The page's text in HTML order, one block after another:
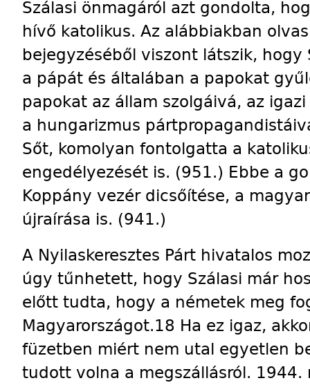
Szálasi önmagáról azt gondolta,
hívő katolikus. Az alábbiakban
bejegyzéséből viszont látszik,
a pápát és általában a papokat
papokat az állam szolgáivá, az
a hungarizmus
Sőt, komolyan fontolgatta a
engedélyezését is. (951.) Ebbe a
Koppány vezér dicsőítése, a
újraírása is. (941.)
A Nyilaskeresztes Párt hivatalos
úgy tűnhetett, hogy Szálasi már
előtt tudta, hogy a németek meg
Magyarországot.18 Ha ez igaz,
füzetben miért nem utal egyetlen
tudott volna a megszállásról. 1944.